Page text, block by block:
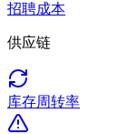
招聘成本
供应链
库存周转率